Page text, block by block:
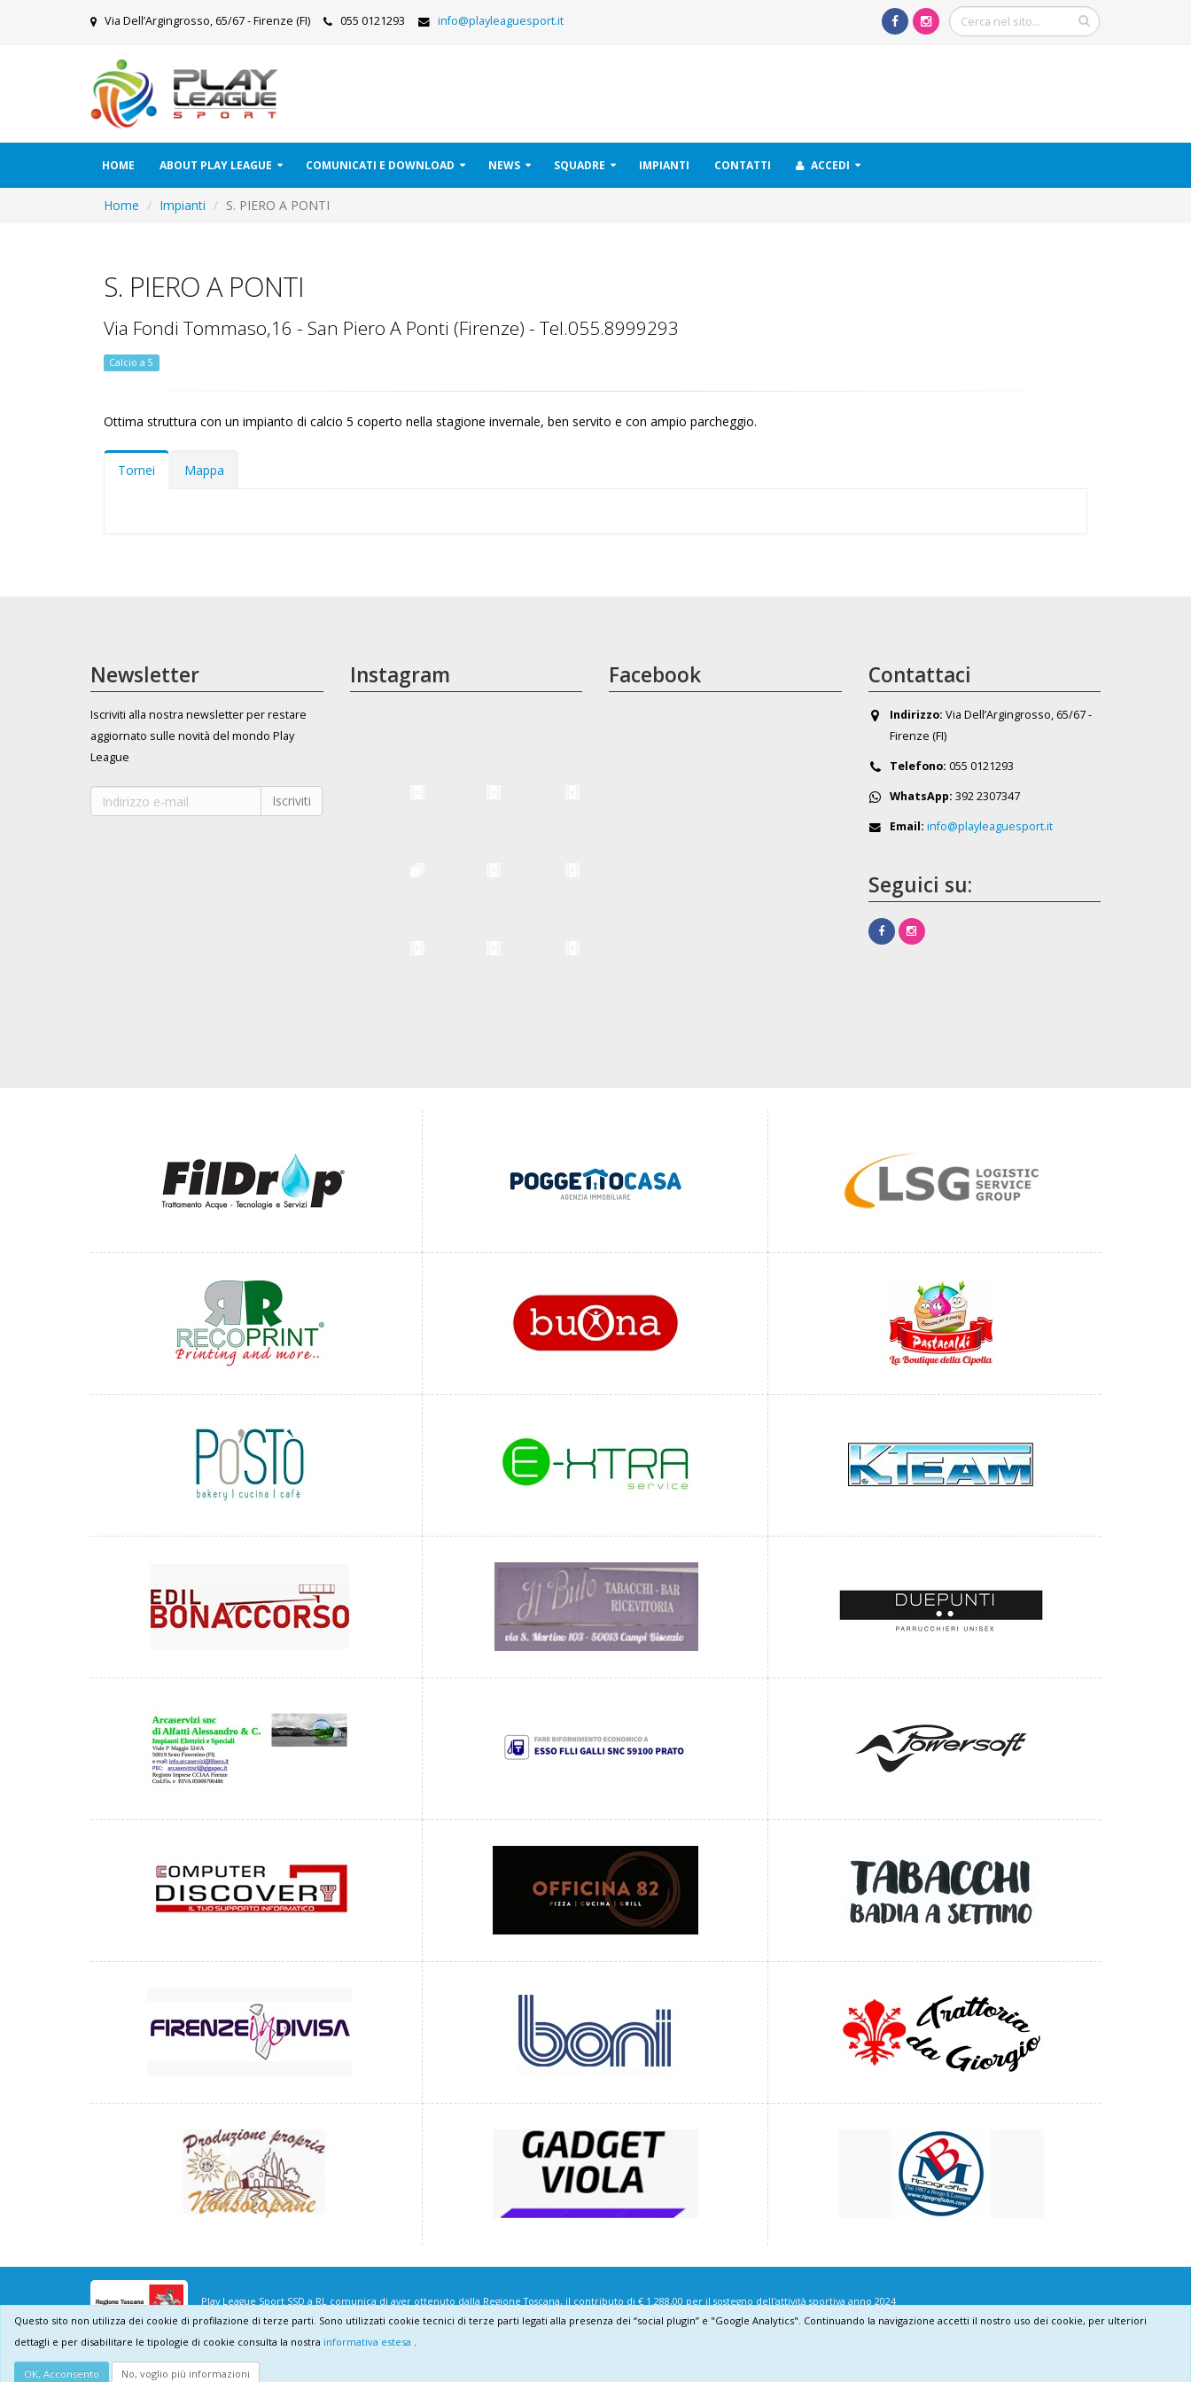
Via Dell’Argingrosso, 65/67 - Firenze (FI) 055 0121293 info@playleaguesport.it
HOME ABOUT PLAY LEAGUE COMUNICATI E DOWNLOAD NEWS SQUADRE IMPIANTI CONTATTI ACCEDI
Home Impianti S. PIERO A PONTI
S. PIERO A PONTI
Via Fondi Tommaso,16 - San Piero A Ponti (Firenze) - Tel.055.8999293
Calcio a 5
Ottima struttura con un impianto di calcio 5 coperto nella stagione invernale, ben servito e con ampio parcheggio.
Tornei Mappa
Newsletter
Iscriviti alla nostra newsletter per restare
aggiornato sulle novità del mondo Play
League
Iscriviti
Instagram Facebook Contattaci
Indirizzo: Via Dell’Argingrosso, 65/67 -
Firenze (FI)
Telefono: 055 0121293
WhatsApp: 392 2307347
Email: info@playleaguesport.it
Seguici su:
Play League Sport SSD a RL comunica di aver ottenuto dalla Regione Toscana, il contributo di € 1.288,00 per il sostegno dell'attività sportiva anno 2024
Play League SSDARL © 2026
Questo sito non utilizza dei cookie di profilazione di terze parti. Sono utilizzati cookie tecnici di terze parti legati alla presenza dei “social plugin” e "Google Analytics". Continuando la navigazione accetti il nostro uso dei cookie, per ulteriori
dettagli e per disabilitare le tipologie di cookie consulta la nostra informativa estesa .
OK, Acconsento No, voglio più informazioni